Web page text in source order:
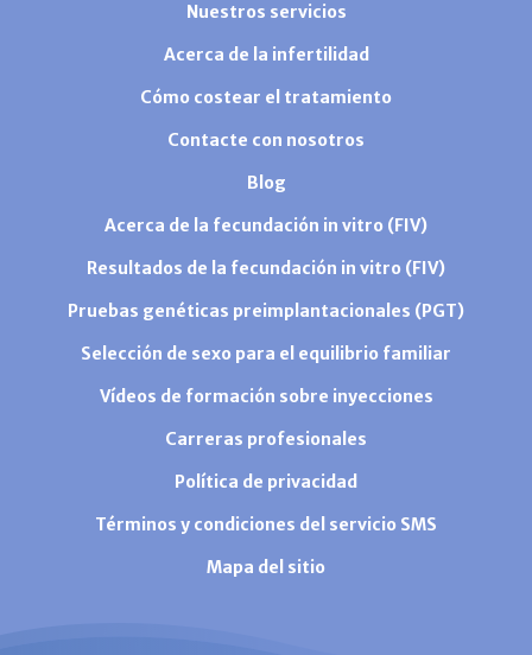
Nuestros servicios
Acerca de la infertilidad
Cómo costear el tratamiento
Contacte con nosotros
Blog
Acerca de la fecundación in vitro (FIV)
Resultados de la fecundación in vitro (FIV)
Pruebas genéticas preimplantacionales (PGT)
Selección de sexo para el equilibrio familiar
Vídeos de formación sobre inyecciones
Carreras profesionales
Política de privacidad
Términos y condiciones del servicio SMS
Mapa del sitio